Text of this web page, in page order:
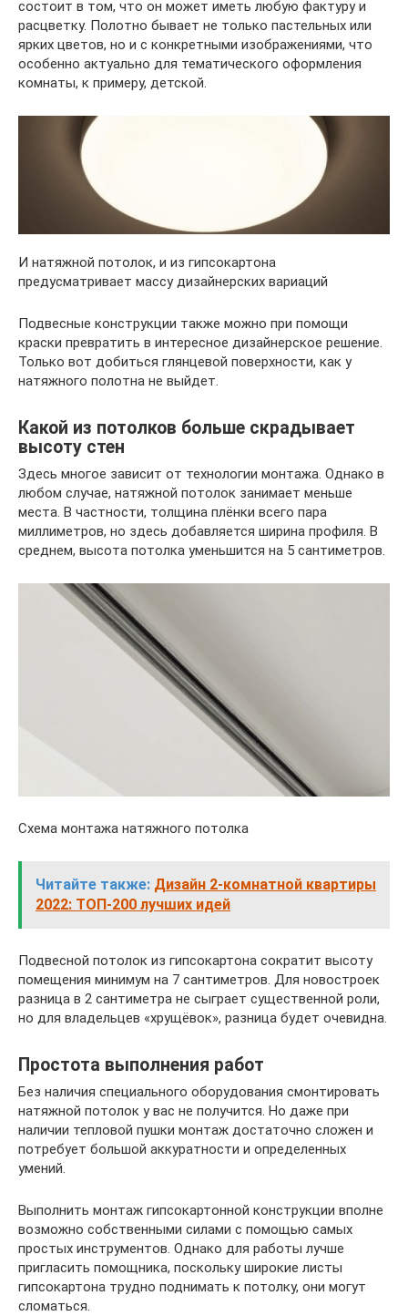
состоит в том, что он может иметь любую фактуру и
расцветку. Полотно бывает не только пастельных или
ярких цветов, но и с конкретными изображениями, что
особенно актуально для тематического оформления
комнаты, к примеру, детской.
И натяжной потолок, и из гипсокартона
предусматривает массу дизайнерских вариаций
Подвесные конструкции также можно при помощи
краски превратить в интересное дизайнерское решение.
Только вот добиться глянцевой поверхности, как у
натяжного полотна не выйдет.
Какой из потолков больше скрадывает
высоту стен
Здесь многое зависит от технологии монтажа. Однако в
любом случае, натяжной потолок занимает меньше
места. В частности, толщина плёнки всего пара
миллиметров, но здесь добавляется ширина профиля. В
среднем, высота потолка уменьшится на 5 сантиметров.
Схема монтажа натяжного потолка
Читайте также: Дизайн 2-комнатной квартиры
2022: ТОП-200 лучших идей
Подвесной потолок из гипсокартона сократит высоту
помещения минимум на 7 сантиметров. Для новостроек
разница в 2 сантиметра не сыграет существенной роли,
но для владельцев «хрущёвок», разница будет очевидна.
Простота выполнения работ
Без наличия специального оборудования смонтировать
натяжной потолок у вас не получится. Но даже при
наличии тепловой пушки монтаж достаточно сложен и
потребует большой аккуратности и определенных
умений.
Выполнить монтаж гипсокартонной конструкции вполне
возможно собственными силами с помощью самых
простых инструментов. Однако для работы лучше
пригласить помощника, поскольку широкие листы
гипсокартона трудно поднимать к потолку, они могут
сломаться.